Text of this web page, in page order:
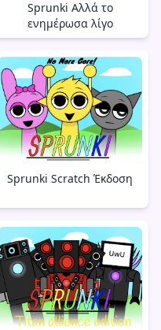
Sprunki Αλλά το
ενημέρωσα λίγο
Sprunki Scratch Έκδοση